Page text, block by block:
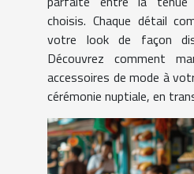
choisis. Chaque détail
votre look de façon
Découvrez comment
accessoires de mode à
cérémonie nuptiale, en